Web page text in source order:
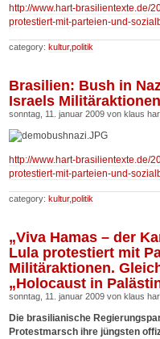
http://www.hart-brasilientexte.de/
protestiert-mit-parteien-und-
category: kultur,politik
Brasilien: Bush in
Israels
sonntag, 11. januar 2009 von klaus
http://www.hart-brasilientexte.de/
protestiert-mit-parteien-und-
category: kultur,politik
„Viva Hamas – der
Lula protestiert mit
Militäraktionen.
„Holocaust in
sonntag, 11. januar 2009 von klaus
Die brasilianische
Protestmarsch ihre jüngsten